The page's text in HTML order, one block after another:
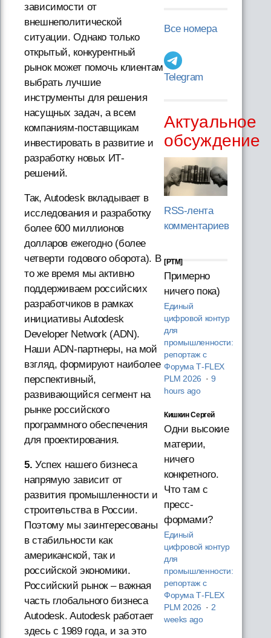
зависимости от
внешнеполитической
ситуации. Однако только
открытый, конкурентный
рынок может помочь клиентам
выбрать лучшие
инструменты для решения
насущных задач, а всем
компаниям-поставщикам
инвестировать в развитие и
разработку новых ИТ-
решений.
Так, Autodesk вкладывает в
исследования и разработку
более 600 миллионов
долларов ежегодно (более
четверти годового оборота). В
то же время мы активно
поддерживаем российских
разработчиков в рамках
инициативы Autodesk
Developer Network (ADN).
Наши ADN-партнеры, на мой
взгляд, формируют наиболее
перспективный,
развивающийся сегмент на
рынке российского
программного обеспечения
для проектирования.
5. Успех нашего бизнеса
напрямую зависит от
развития промышленности и
строительства в России.
Поэтому мы заинтересованы
в стабильности как
американской, так и
российской экономики.
Российский рынок – важная
часть глобального бизнеса
Autodesk. Autodesk работает
здесь с 1989 года, и за это
Все номера
Telegram
Актуальное
обсуждение
RSS-лента
комментариев
[PTM]
Примерно
ничего пока)
Единый
цифровой контур
для
промышленности:
репортаж с
Форума T‑FLEX
PLM 2026 · 9
hours ago
Кишкин Сергей
Одни высокие
материи,
ничего
конкретного.
Что там с
пресс-
формами?
Единый
цифровой контур
для
промышленности:
репортаж с
Форума T‑FLEX
PLM 2026 · 2
weeks ago